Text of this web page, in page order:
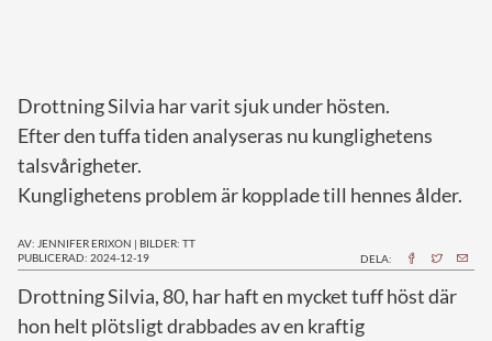
Drottning Silvia har varit sjuk under hösten.
Efter den tuffa tiden analyseras nu kunglighetens
talsvårigheter.
Kunglighetens problem är kopplade till hennes ålder.
AV: JENNIFER ERIXON | BILDER: TT
PUBLICERAD: 2024-12-19
DELA:
Drottning Silvia, 80, har haft en mycket tuff höst där
hon helt plötsligt drabbades av en kraftig